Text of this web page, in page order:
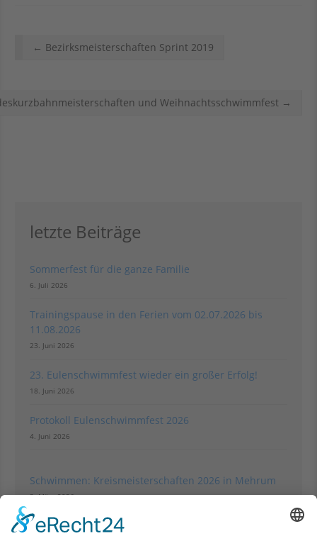
Verein
← Bezirksmeisterschaften Sprint 2019
und Weihnachtsschwimmfest →
letzte Beiträge
Sommerfest für die ganze Familie
6. Juli 2026
Trainingspause in den Ferien vom 02.07.2026 bis
11.08.2026
23. Juni 2026
23. Eulenschwimmfest wieder ein großer Erfolg!
18. Juni 2026
Protokoll Eulenschwimmfest 2026
4. Juni 2026
Schwimmen: Kreismeisterschaften 2026 in Mehrum
3. März 2026